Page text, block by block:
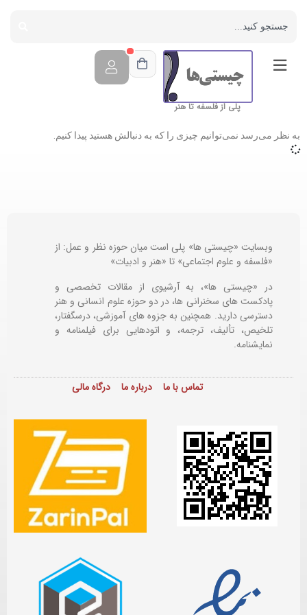
پلی از فلسفه تا هنر
به نظر می‌رسد نمی‌توانیم چیزی را که به دنبالش هستید پیدا کنیم.
وبسایت «چیستی ها» پلی است میان حوزه نظر و عمل: از
«فلسفه و علوم اجتماعی» تا «هنر و ادبیات»
در «چیستی ها»، به آرشیوی از مقالات تخصصی و
پادکست های سخنرانی ها، در دو حوزه علوم انسانی و هنر
دسترسی دارید. همچنین به جزوه های آموزشی، درسگفتار،
تلخیص، تألیف، ترجمه، و اتودهایی برایفیلمنامه و
نمایشنامه.
تماس با ما درباره ما درگاه مالی